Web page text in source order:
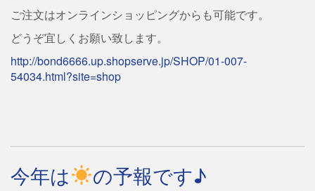
ご注文はオンラインショッピングからも可能です。
どうぞ宜しくお願い致します。
http://bond6666.up.shopserve.jp/SHOP/01-007-
54034.html?site=shop
今年は の予報です♪